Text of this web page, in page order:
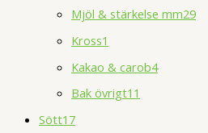
Mjöl & stärkelse mm29
Kross1
Kakao & carob4
Bak övrigt11
Sött17